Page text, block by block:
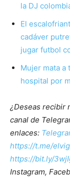
la DJ
El
cadáver
jugar futbol
Mujer mata a
hospital por
¿Deseas recibir
canal de
enlaces:
https://t.me/
https://bit.ly/
Instagram,